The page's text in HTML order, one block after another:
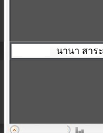
นานา สาระ